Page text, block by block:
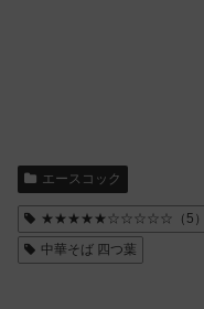
エースコック
★★★★★☆☆☆☆☆（5）
中華そば 四つ葉